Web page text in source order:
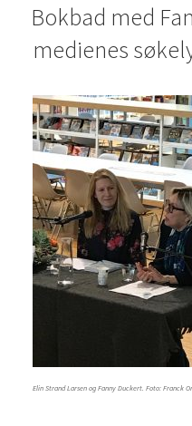
ON
Bokbad med
medienes
Elin Strand Larsen og Fanny Duckert. Foto: Franck